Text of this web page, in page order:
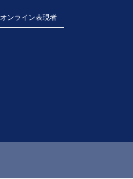
オンライン表現者